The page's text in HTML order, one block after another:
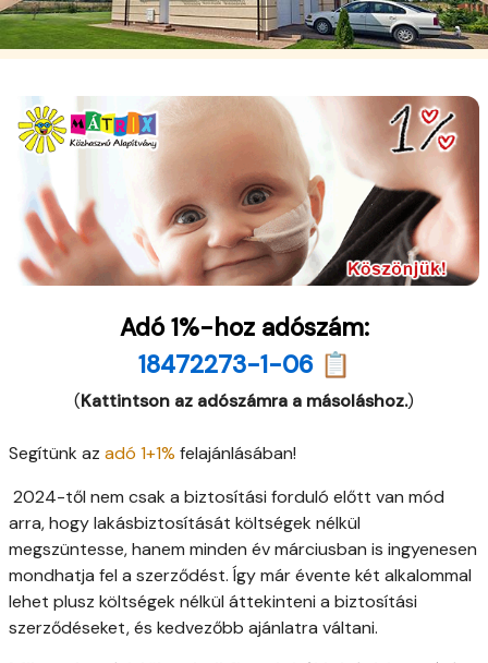
Adó 1%-hoz adószám:
18472273-1-06 📋
(Kattintson az adószámra a másoláshoz.)
Segítünk az adó 1+1% felajánlásában!
2024-től nem csak a biztosítási forduló előtt van mód
arra, hogy lakásbiztosítását költségek nélkül
megszüntesse, hanem minden év márciusban is ingyenesen
mondhatja fel a szerződést. Így már évente két alkalommal
lehet plusz költségek nélkül áttekinteni a biztosítási
szerződéseket, és kedvezőbb ajánlatra váltani.